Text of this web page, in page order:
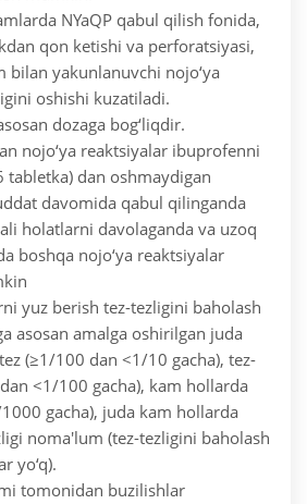
NYaQP qabul qilish fonida,
qon ketishi va perforatsiyasi,
bilan yakunlanuvchi nojo‘ya
oshishi kuzatiladi.
dozaga bog‘liqdir.
nojo‘ya reaktsiyalar ibuprofenni
tabletka) dan oshmaydigan
davomida qabul qilinganda
holatlarni davolaganda va uzoq
boshqa nojo‘ya reaktsiyalar
yuz berish tez-tezligini baholash
asosan amalga oshirilgan juda
(≥1/100 dan <1/10 gacha), tez-
<1/100 gacha), kam hollarda
gacha), juda kam hollarda
noma'lum (tez-tezligini baholash
yo‘q).
tomonidan buzilishlar